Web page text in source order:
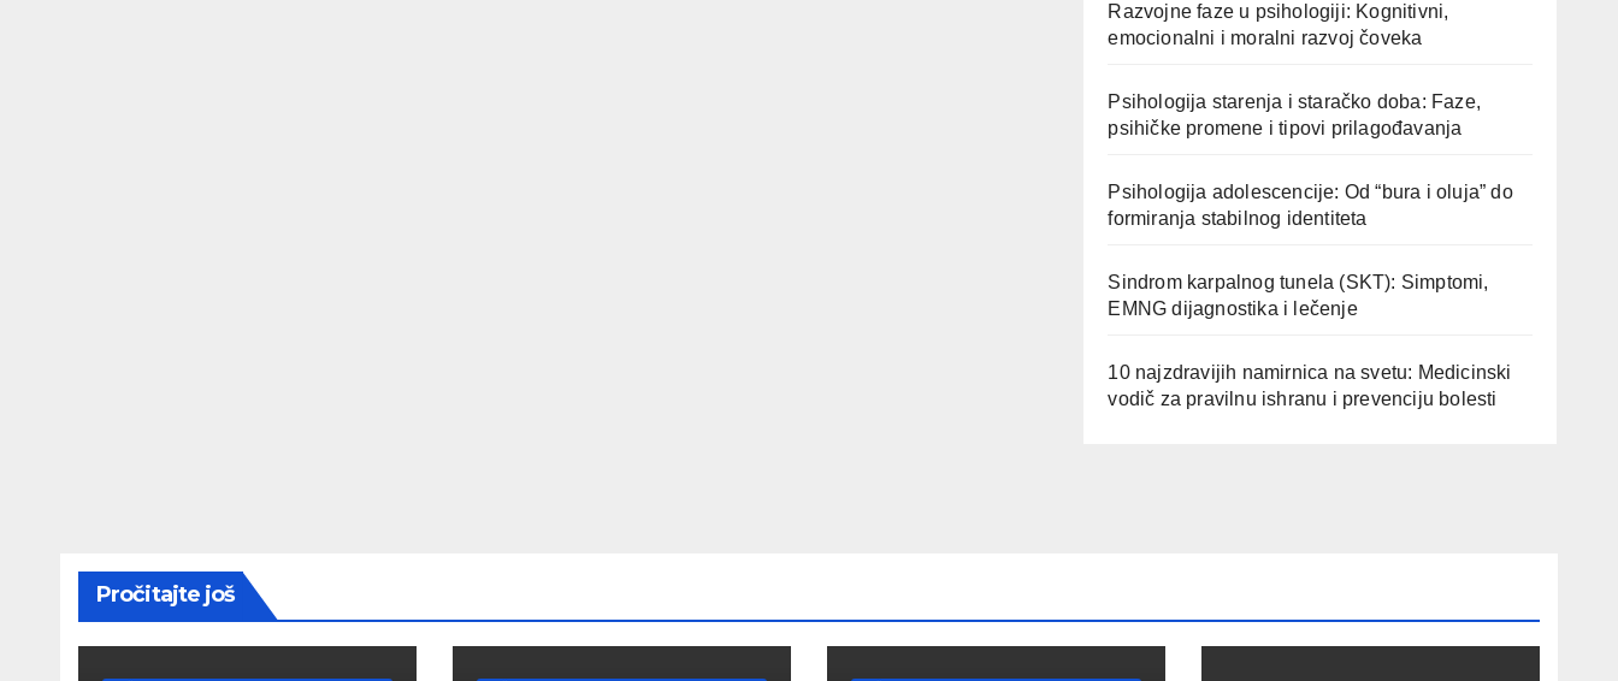
Razvojne faze u psihologiji: Kognitivni,
emocionalni i moralni razvoj čoveka
Psihologija starenja i staračko doba: Faze,
psihičke promene i tipovi prilagođavanja
Psihologija adolescencije: Od “bura i oluja” do
formiranja stabilnog identiteta
Sindrom karpalnog tunela (SKT): Simptomi,
EMNG dijagnostika i lečenje
10 najzdravijih namirnica na svetu: Medicinski
vodič za pravilnu ishranu i prevenciju bolesti
Pročitajte još